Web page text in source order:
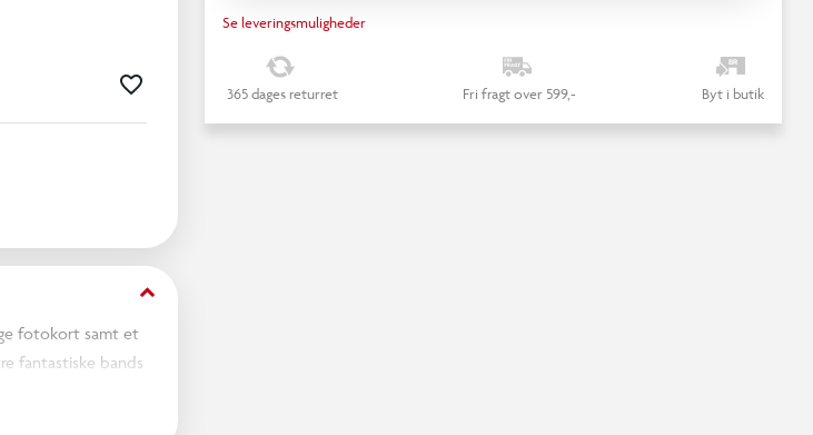
keyboard_arrow_down
fotokort samt et
fantastiske bands
Se leveringsmuligheder
365 dages returret Fri fragt over 599,- Byt i butik